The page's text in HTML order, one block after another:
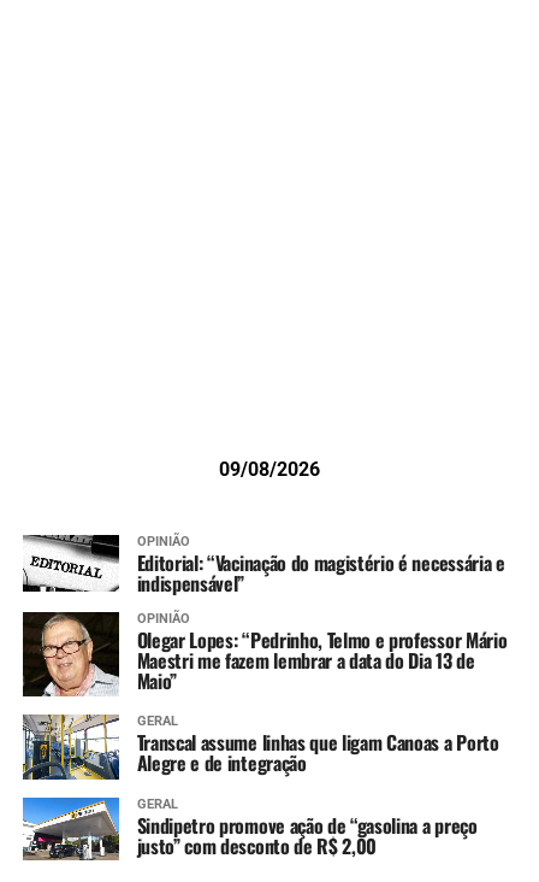
09/08/2026
OPINIÃO
Editorial: “Vacinação do magistério é necessária e
indispensável”
OPINIÃO
Olegar Lopes: “Pedrinho, Telmo e professor Mário
Maestri me fazem lembrar a data do Dia 13 de
Maio”
GERAL
Transcal assume linhas que ligam Canoas a Porto
Alegre e de integração
GERAL
Sindipetro promove ação de “gasolina a preço
justo” com desconto de R$ 2,00